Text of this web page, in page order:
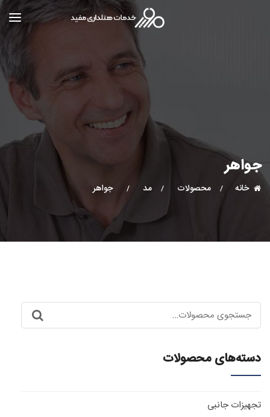
جواهر
خانه محصولات مد جواهر
جستجو
برای:
دسته‌های محصولات
تجهیزات جانبی